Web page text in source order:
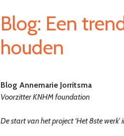
Blog: Een
houden
Blog Annemarie Jorritsma
Voorzitter KNHM foundation
De start van het project ‘Het 8ste werk’